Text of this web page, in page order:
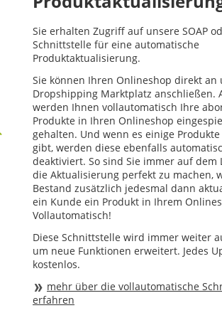
Sie erhalten Zugriff auf unsere SOAP
Schnittstelle für eine automatische
Produktaktualisierung.
Sie können Ihren Onlineshop direkt an
Dropshipping Marktplatz anschließen.
werden Ihnen vollautomatisch Ihre
Produkte in Ihren Onlineshop
gehalten. Und wenn es einige
gibt, werden diese ebenfalls
deaktiviert. So sind Sie immer auf dem
die Aktualisierung perfekt zu machen,
Bestand zusätzlich jedesmal dann
ein Kunde ein Produkt in Ihrem
Vollautomatisch!
Diese Schnittstelle wird immer weiter
um neue Funktionen erweitert. Jedes
kostenlos.
mehr über die vollautomatische
erfahren